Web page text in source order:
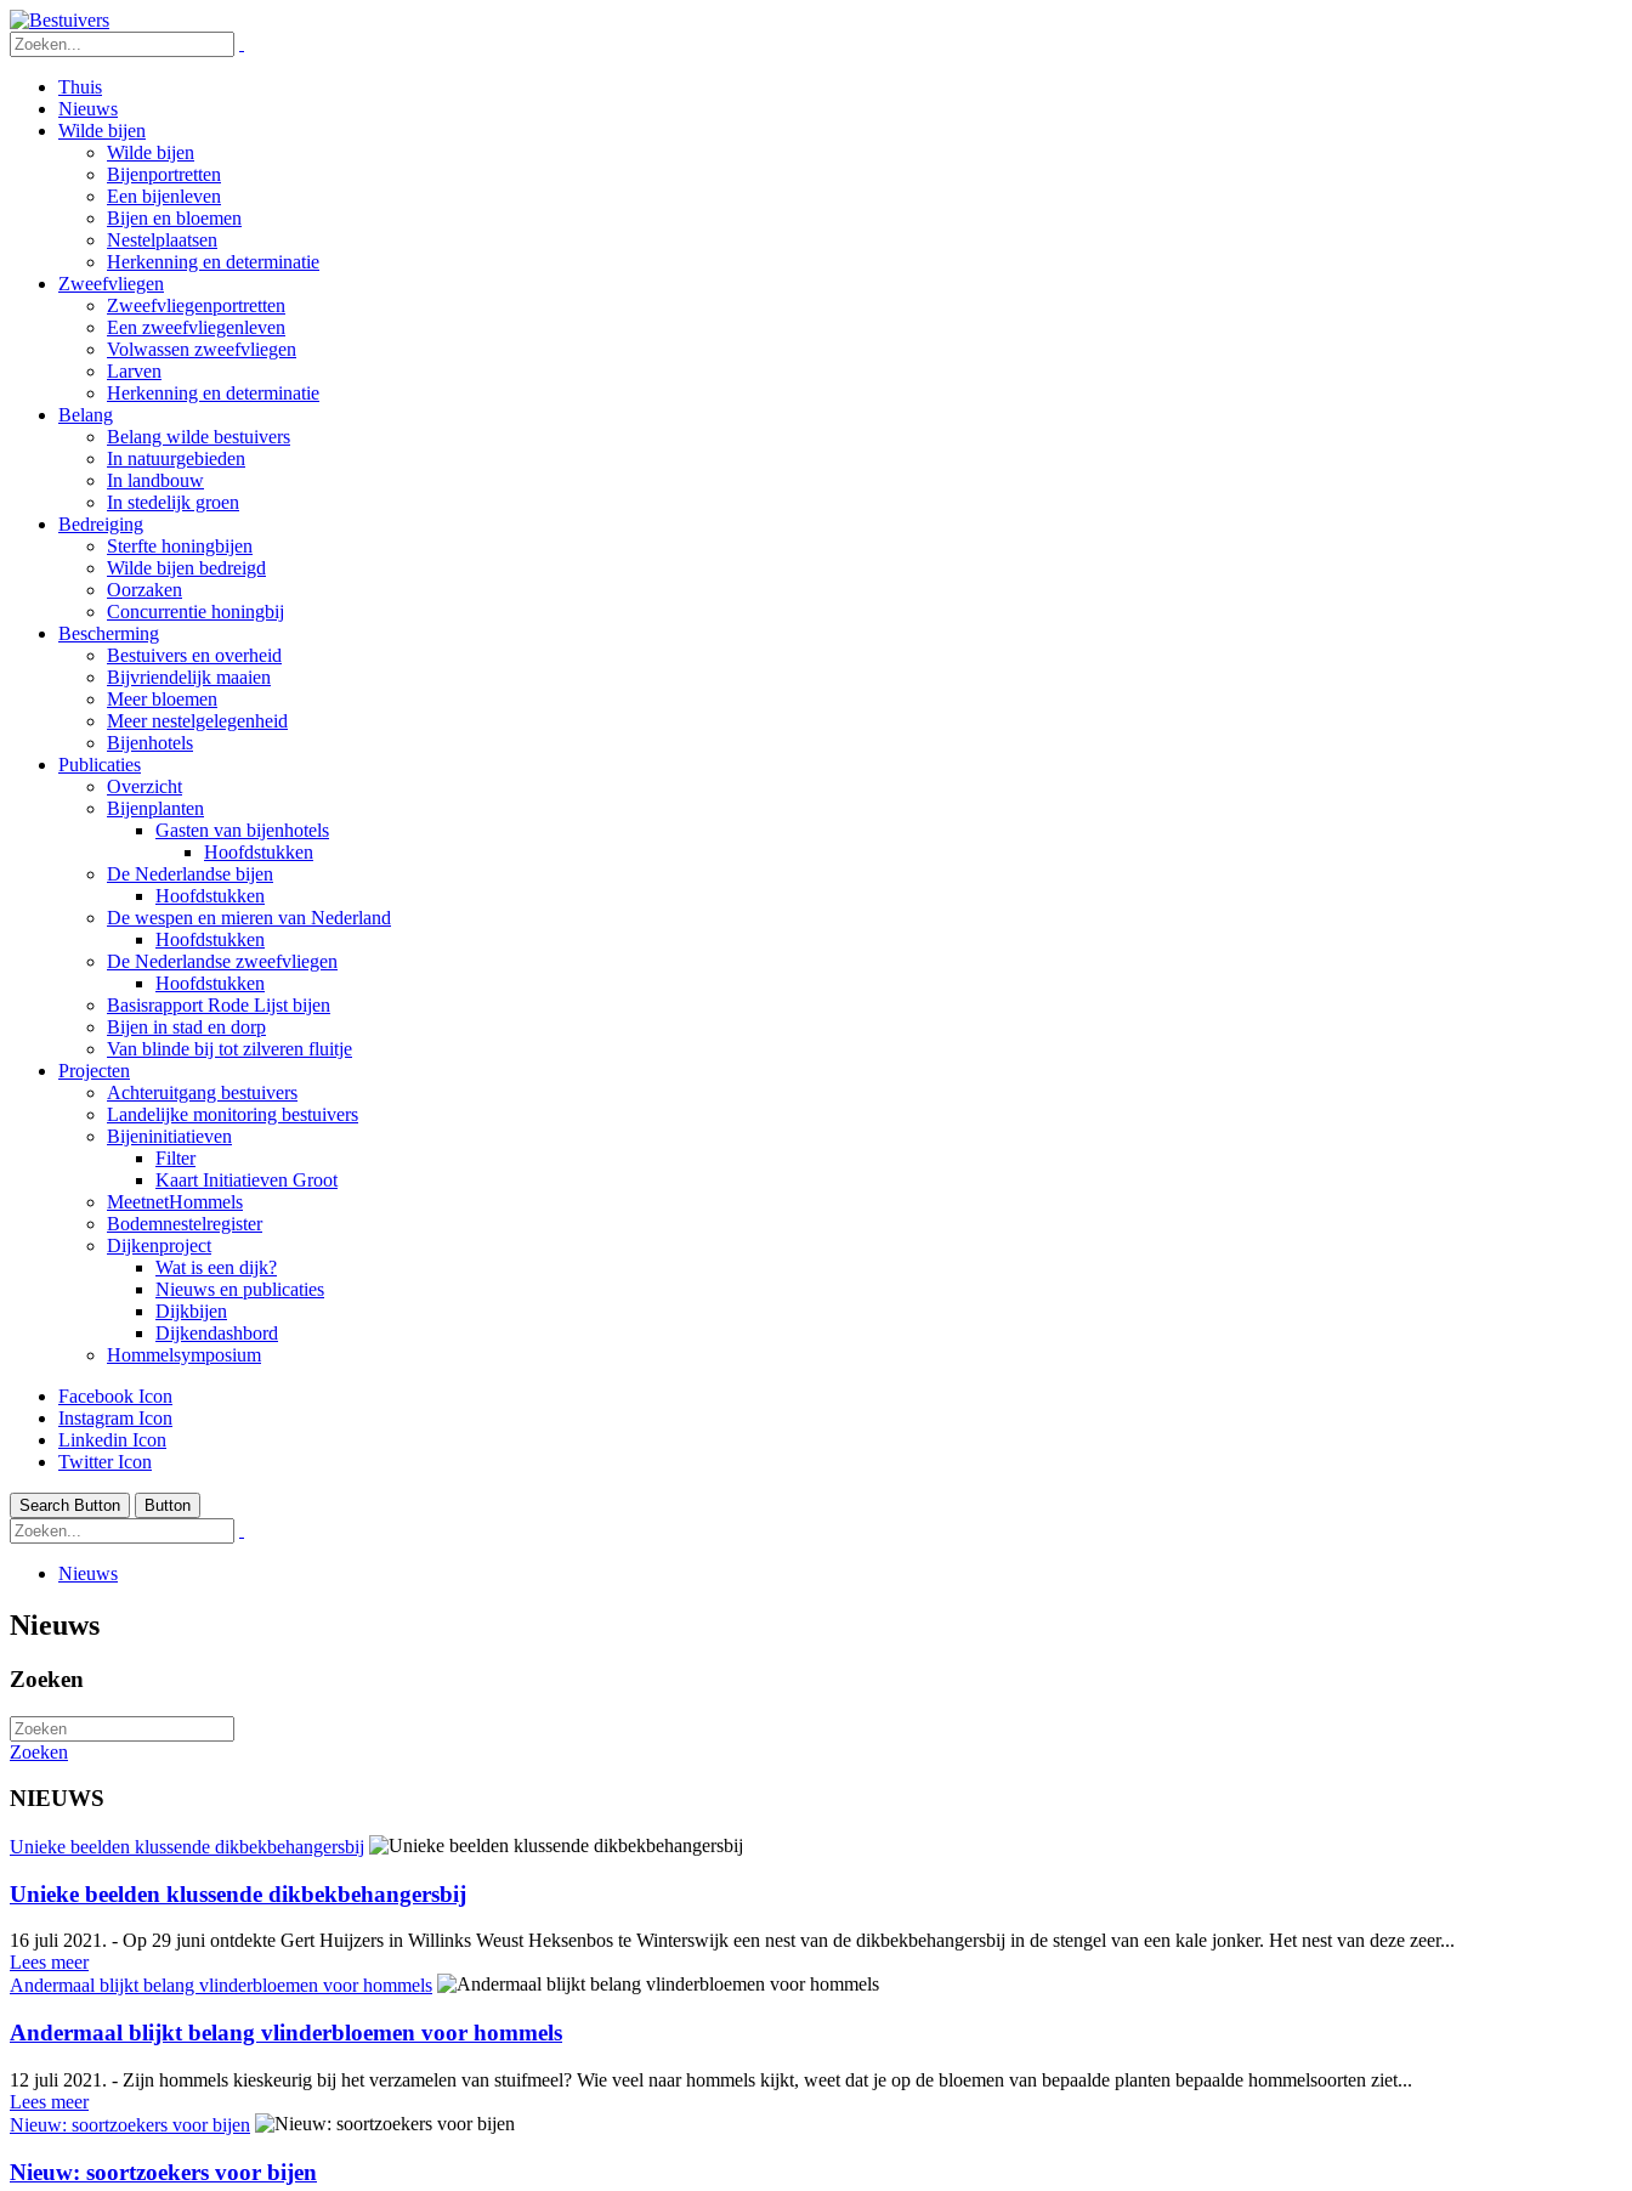
Thuis
Nieuws
Wilde bijen
Wilde bijen
Bijenportretten
Een bijenleven
Bijen en bloemen
Nestelplaatsen
Herkenning en determinatie
Zweefvliegen
Zweefvliegenportretten
Een zweefvliegenleven
Volwassen zweefvliegen
Larven
Herkenning en determinatie
Belang
Belang wilde bestuivers
In natuurgebieden
In landbouw
In stedelijk groen
Bedreiging
Sterfte honingbijen
Wilde bijen bedreigd
Oorzaken
Concurrentie honingbij
Bescherming
Bestuivers en overheid
Bijvriendelijk maaien
Meer bloemen
Meer nestelgelegenheid
Bijenhotels
Publicaties
Overzicht
Bijenplanten
Gasten van bijenhotels
Hoofdstukken
De Nederlandse bijen
Hoofdstukken
De wespen en mieren van Nederland
Hoofdstukken
De Nederlandse zweefvliegen
Hoofdstukken
Basisrapport Rode Lijst bijen
Bijen in stad en dorp
Van blinde bij tot zilveren fluitje
Projecten
Achteruitgang bestuivers
Landelijke monitoring bestuivers
Bijeninitiatieven
Filter
Kaart Initiatieven Groot
MeetnetHommels
Bodemnestelregister
Dijkenproject
Wat is een dijk?
Nieuws en publicaties
Dijkbijen
Dijkendashbord
Hommelsymposium
Facebook Icon
Instagram Icon
Linkedin Icon
Twitter Icon
Search Button Button
Nieuws
Nieuws
Zoeken
Zoeken
NIEUWS
Unieke beelden klussende dikbekbehangersbij
Unieke beelden klussende dikbekbehangersbij
16 juli 2021. - Op 29 juni ontdekte Gert Huijzers in Willinks Weust Heksenbos te Winterswijk een nest van de dikbekbehangersbij in de stengel van een kale jonker. Het nest van deze zeer...
Lees meer
Andermaal blijkt belang vlinderbloemen voor hommels
Andermaal blijkt belang vlinderbloemen voor hommels
12 juli 2021. - Zijn hommels kieskeurig bij het verzamelen van stuifmeel? Wie veel naar hommels kijkt, weet dat je op de bloemen van bepaalde planten bepaalde hommelsoorten ziet...
Lees meer
Nieuw: soortzoekers voor bijen
Nieuw: soortzoekers voor bijen